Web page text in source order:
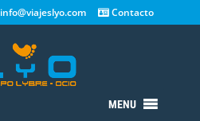
info@viajeslyo.com Contacto
MENU